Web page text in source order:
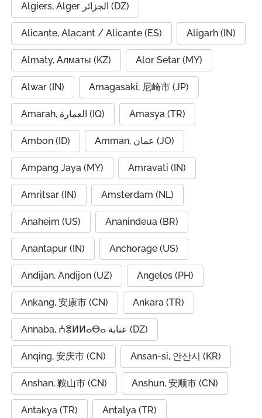
Algiers, Alger الجزائر (DZ)
Alicante, Alacant / Alicante (ES) Aligarh (IN)
Almaty, Алматы (KZ) Alor Setar (MY)
Alwar (IN) Amagasaki, 尼崎市 (JP)
Amarah, العمارة (IQ) Amasya (TR)
Ambon (ID) Amman, عمان (JO)
Ampang Jaya (MY) Amravati (IN)
Amritsar (IN) Amsterdam (NL)
Anaheim (US) Ananindeua (BR)
Anantapur (IN) Anchorage (US)
Andijan, Andijon (UZ) Angeles (PH)
Ankang, 安康市 (CN) Ankara (TR)
Annaba, ⵄⴻⵍⵍⴰⴱⴰ عنابة (DZ)
Anqing, 安庆市 (CN) Ansan-si, 안산시 (KR)
Anshan, 鞍山市 (CN) Anshun, 安顺市 (CN)
Antakya (TR) Antalya (TR)